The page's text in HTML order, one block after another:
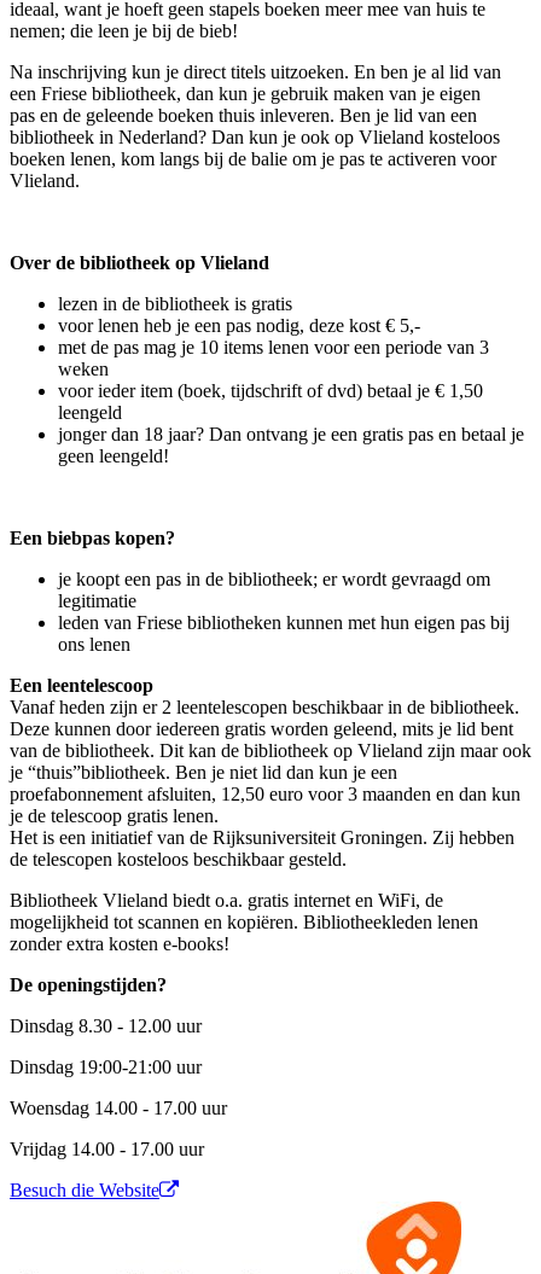
ideaal, want je hoeft geen stapels boeken meer mee van huis te
nemen; die leen je bij de bieb!
Na inschrijving kun je direct titels uitzoeken. En ben je al lid van
een Friese bibliotheek, dan kun je gebruik maken van je eigen
pas en de geleende boeken thuis inleveren. Ben je lid van een
bibliotheek in Nederland? Dan kun je ook op Vlieland kosteloos
boeken lenen, kom langs bij de balie om je pas te activeren voor
Vlieland.
Over de bibliotheek op Vlieland
lezen in de bibliotheek is gratis
voor lenen heb je een pas nodig, deze kost € 5,-
met de pas mag je 10 items lenen voor een periode van 3
weken
voor ieder item (boek, tijdschrift of dvd) betaal je € 1,50
leengeld
jonger dan 18 jaar? Dan ontvang je een gratis pas en betaal je
geen leengeld!
Een biebpas kopen?
je koopt een pas in de bibliotheek; er wordt gevraagd om
legitimatie
leden van Friese bibliotheken kunnen met hun eigen pas bij
ons lenen
Een leentelescoop
Vanaf heden zijn er 2 leentelescopen beschikbaar in de bibliotheek.
Deze kunnen door iedereen gratis worden geleend, mits je lid bent
van de bibliotheek. Dit kan de bibliotheek op Vlieland zijn maar ook
je “thuis”bibliotheek. Ben je niet lid dan kun je een
proefabonnement afsluiten, 12,50 euro voor 3 maanden en dan kun
je de telescoop gratis lenen.
Het is een initiatief van de Rijksuniversiteit Groningen. Zij hebben
de telescopen kosteloos beschikbaar gesteld.
Bibliotheek Vlieland biedt o.a. gratis internet en WiFi, de
mogelijkheid tot scannen en kopiëren. Bibliotheekleden lenen
zonder extra kosten e-books!
De openingstijden?
Dinsdag 8.30 - 12.00 uur
Dinsdag 19:00-21:00 uur
Woensdag 14.00 - 17.00 uur
Vrijdag 14.00 - 17.00 uur
Besuch die Website